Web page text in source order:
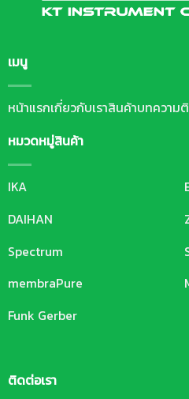
เมนู
หน้าแรกเกี่ยวกับเราสินค้าบทความ
หมวดหมู่สินค้า
IKA
DAIHAN
Spectrum
membraPure
Funk Gerber
ติดต่อเรา